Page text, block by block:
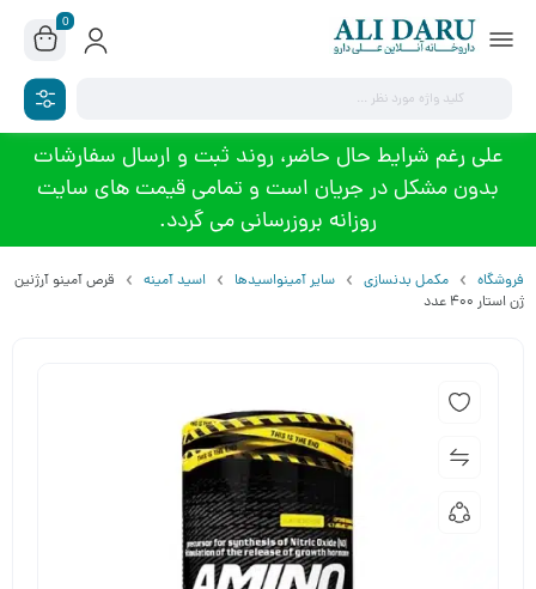
0
علی رغم شرایط حال حاضر، روند ثبت و ارسال سفارشات
بدون مشکل در جریان است و تمامی قیمت های سایت
روزانه بروزرسانی می گردد.
فروشگاه مکمل بدنسازی سایر آمینواسیدها اسید آمینه
قرص آمینو آرژنین
ژن استار 400 عدد